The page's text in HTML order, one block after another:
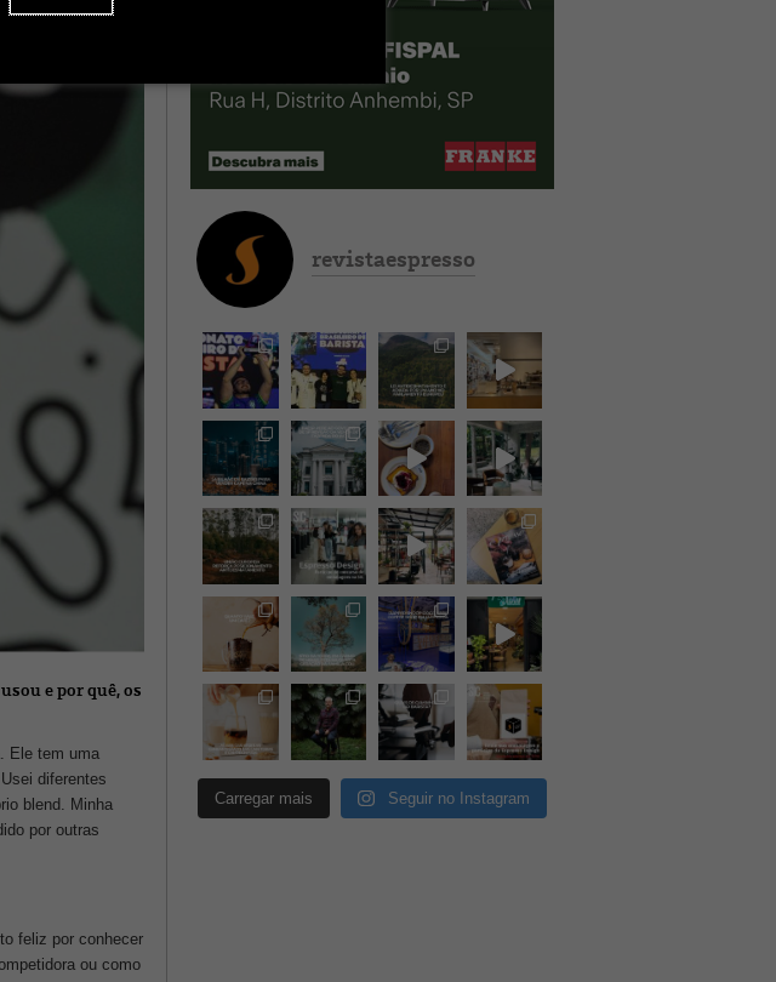
e por quê, os
Ele tem uma
diferentes
blend. Minha
por outras
feliz por conhecer
ou como
revistaespresso
Carregar mais Seguir no Instagram